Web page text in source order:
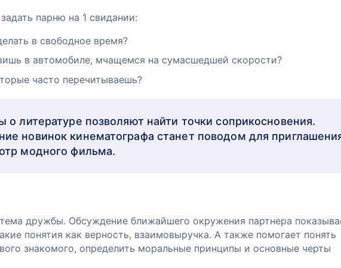
парню на 1 свидании:
в свободное время?
в автомобиле, мчащемся на сумасшедшей скорости?
часто перечитываешь?
о литературе позволяют найти точки соприкосновения.
новинок кинематографа станет поводом для
модного фильма.
дружбы. Обсуждение ближайшего окружения партнера
понятия как верность, взаимовыручка. А также помогает понять
знакомого, определить моральные принципы и основные черты